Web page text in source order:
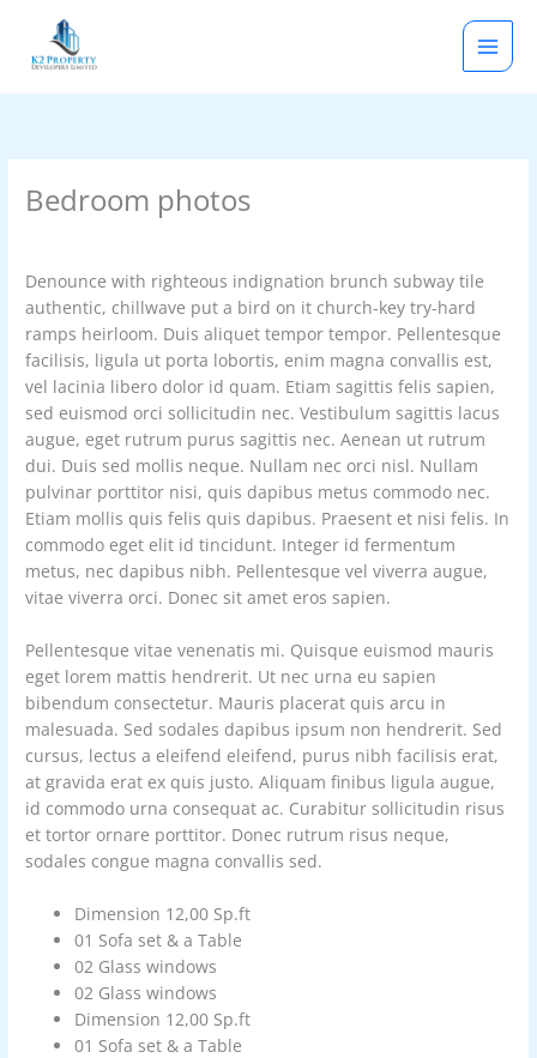
content
Bedroom photos
Denounce with righteous indignation brunch subway tile
authentic, chillwave put a bird on it church-key try-hard
ramps heirloom. Duis aliquet tempor tempor. Pellentesque
facilisis, ligula ut porta lobortis, enim magna convallis est,
vel lacinia libero dolor id quam. Etiam sagittis felis sapien,
sed euismod orci sollicitudin nec. Vestibulum sagittis lacus
augue, eget rutrum purus sagittis nec. Aenean ut rutrum
dui. Duis sed mollis neque. Nullam nec orci nisl. Nullam
pulvinar porttitor nisi, quis dapibus metus commodo nec.
Etiam mollis quis felis quis dapibus. Praesent et nisi felis. In
commodo eget elit id tincidunt. Integer id fermentum
metus, nec dapibus nibh. Pellentesque vel viverra augue,
vitae viverra orci. Donec sit amet eros sapien.
Pellentesque vitae venenatis mi. Quisque euismod mauris
eget lorem mattis hendrerit. Ut nec urna eu sapien
bibendum consectetur. Mauris placerat quis arcu in
malesuada. Sed sodales dapibus ipsum non hendrerit. Sed
cursus, lectus a eleifend eleifend, purus nibh facilisis erat,
at gravida erat ex quis justo. Aliquam finibus ligula augue,
id commodo urna consequat ac. Curabitur sollicitudin risus
et tortor ornare porttitor. Donec rutrum risus neque,
sodales congue magna convallis sed.
Dimension 12,00 Sp.ft
01 Sofa set & a Table
02 Glass windows
02 Glass windows
Dimension 12,00 Sp.ft
01 Sofa set & a Table